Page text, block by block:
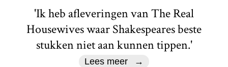
'Ik heb afleveringen van The Real
Housewives waar Shakespeares beste
stukken niet aan kunnen tippen.'
Lees meer